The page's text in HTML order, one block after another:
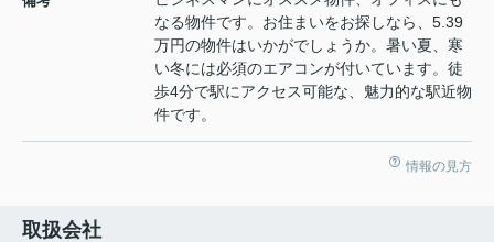
なる物件です。お住まいをお探しなら、5.39
万円の物件はいかがでしょうか。暑い夏、寒
い冬には必須のエアコンが付いています。徒
歩4分で駅にアクセス可能な、魅力的な駅近物
件です。
情報の見方
取扱会社